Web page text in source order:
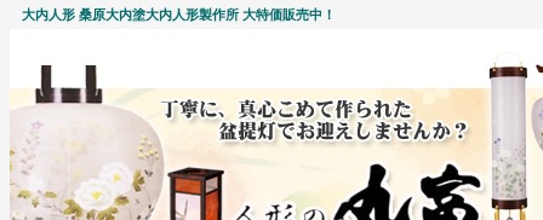
大内人形 桑原大内塗大内人形製作所 大特価販売中！